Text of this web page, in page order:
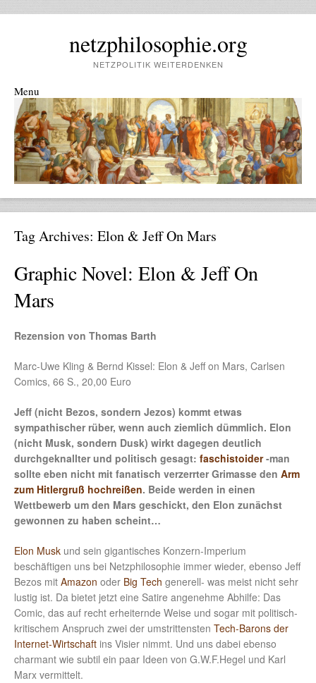
netzphilosophie.org
NETZPOLITIK WEITERDENKEN
Menu
Skip to content
Tag Archives: Elon & Jeff On Mars
Graphic Novel: Elon & Jeff On
Mars
Rezension von Thomas Barth
Marc-Uwe Kling & Bernd Kissel: Elon & Jeff on Mars, Carlsen
Comics, 66 S., 20,00 Euro
Jeff (nicht Bezos, sondern Jezos) kommt etwas
sympathischer rüber, wenn auch ziemlich dümmlich. Elon
(nicht Musk, sondern Dusk) wirkt dagegen deutlich
durchgeknallter und politisch gesagt: faschistoider-man
sollte eben nicht mit fanatisch verzerrter Grimasse den Arm
zum Hitlergruß hochreißen. Beide werden in einen
Wettbewerb um den Mars geschickt, den Elon zunächst
gewonnen zu haben scheint…
Elon Musk und sein gigantisches Konzern-Imperium
beschäftigen uns bei Netzphilosophie immer wieder, ebenso Jeff
Bezos mit Amazon oder Big Tech generell- was meist nicht sehr
lustig ist. Da bietet jetzt eine Satire angenehme Abhilfe: Das
Comic, das auf recht erheiternde Weise und sogar mit politisch-
kritischem Anspruch zwei der umstrittensten Tech-Barons der
Internet-Wirtschaft ins Visier nimmt. Und uns dabei ebenso
charmant wie subtil ein paar Ideen von G.W.F.Hegel und Karl
Marx vermittelt.